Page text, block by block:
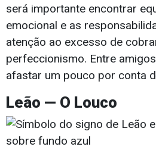
será importante encontrar
emocional e as
atenção ao excesso de
perfeccionismo. Entre
afastar um pouco por conta
Leão — O Louco